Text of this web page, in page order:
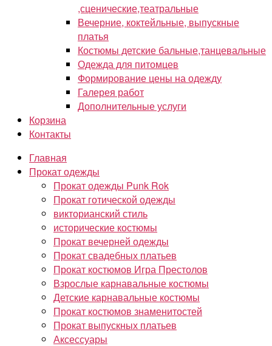
,сценические,театральные
Вечерние, коктейльные, выпускные
платья
Костюмы детские бальные,танцевальные
Одежда для питомцев
Формирование цены на одежду
Галерея работ
Дополнительные услуги
Корзина
Контакты
Главная
Прокат одежды
Прокат одежды Punk Rok
Прокат готической одежды
викторианский стиль
исторические костюмы
Прокат вечерней одежды
Прокат свадебных платьев
Прокат костюмов Игра Престолов
Взрослые карнавальные костюмы
Детские карнавальные костюмы
Прокат костюмов знаменитостей
Прокат выпускных платьев
Аксессуары